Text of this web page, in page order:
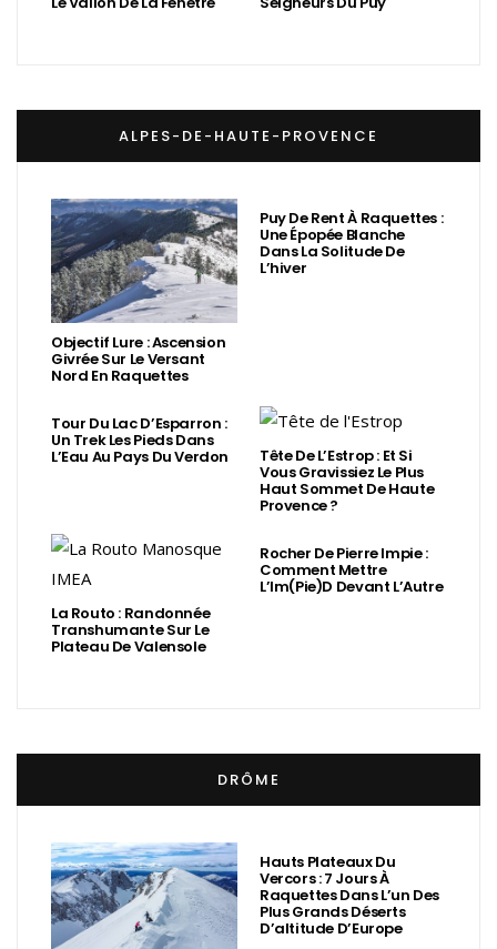
ALPES-DE-HAUTE-PROVENCE
Objectif Lure : Ascension
Givrée Sur Le Versant
Nord En Raquettes
Puy De Rent À Raquettes :
Une Épopée Blanche
Dans La Solitude De
L’hiver
Tour Du Lac D’Esparron :
Un Trek Les Pieds Dans
L’Eau Au Pays Du Verdon Tête De L’Estrop : Et Si
Vous Gravissiez Le Plus
Haut Sommet De Haute
Provence ?
La Routo : Randonnée
Transhumante Sur Le
Plateau De Valensole
Rocher De Pierre Impie :
Comment Mettre
L’Im(Pie)d Devant L’Autre
DRÔME
Hauts Plateaux Du
Vercors : 7 Jours À
Raquettes Dans L’un Des
Plus Grands Déserts
D’altitude D’Europe